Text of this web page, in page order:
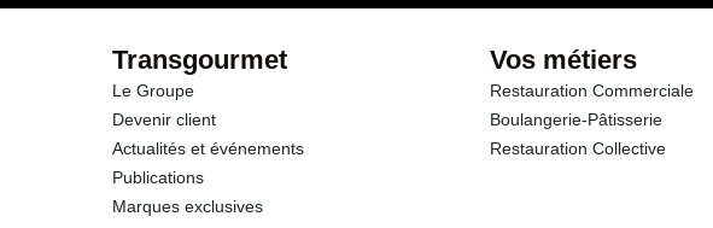
Transgourmet
Le Groupe
Devenir client
Actualités et événements
Publications
Marques exclusives
Vos métiers
Restauration Commerciale
Boulangerie-Pâtisserie
Restauration Collective